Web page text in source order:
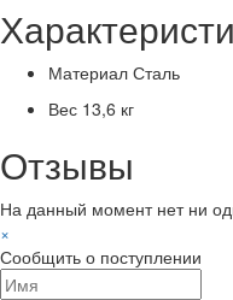
Материал Сталь
Вес 13,6 кг
Отзывы
На данный момент нет ни
×
Сообщить о поступлении